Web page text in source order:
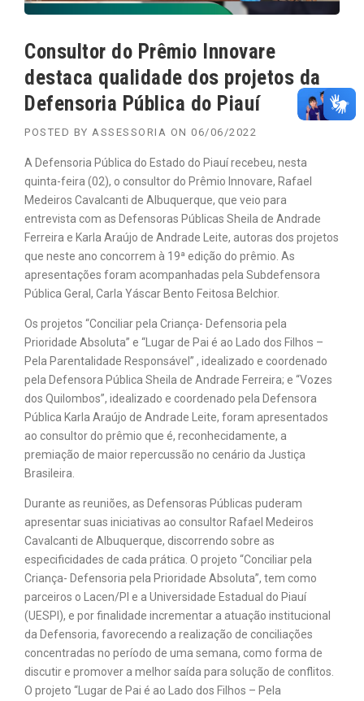
Consultor do Prêmio Innovare
destaca qualidade dos projetos da
Defensoria Pública do Piauí
POSTED BY ASSESSORIA ON 06/06/2022
A Defensoria Pública do Estado do Piauí recebeu, nesta
quinta-feira (02), o consultor do Prêmio Innovare, Rafael
Medeiros Cavalcanti de Albuquerque, que veio para
entrevista com as Defensoras Públicas Sheila de Andrade
Ferreira e Karla Araújo de Andrade Leite, autoras dos projetos
que neste ano concorrem à 19ª edição do prêmio. As
apresentações foram acompanhadas pela Subdefensora
Pública Geral, Carla Yáscar Bento Feitosa Belchior.
Os projetos “Conciliar pela Criança- Defensoria pela
Prioridade Absoluta” e “Lugar de Pai é ao Lado dos Filhos –
Pela Parentalidade Responsável” , idealizado e coordenado
pela Defensora Pública Sheila de Andrade Ferreira; e “Vozes
dos Quilombos”, idealizado e coordenado pela Defensora
Pública Karla Araújo de Andrade Leite, foram apresentados
ao consultor do prêmio que é, reconhecidamente, a
premiação de maior repercussão no cenário da Justiça
Brasileira.
Durante as reuniões, as Defensoras Públicas puderam
apresentar suas iniciativas ao consultor Rafael Medeiros
Cavalcanti de Albuquerque, discorrendo sobre as
especificidades de cada prática. O projeto “Conciliar pela
Criança- Defensoria pela Prioridade Absoluta”, tem como
parceiros o Lacen/PI e a Universidade Estadual do Piauí
(UESPI), e por finalidade incrementar a atuação institucional
da Defensoria, favorecendo a realização de conciliações
concentradas no período de uma semana, como forma de
discutir e promover a melhor saída para solução de conflitos.
O projeto “Lugar de Pai é ao Lado dos Filhos – Pela